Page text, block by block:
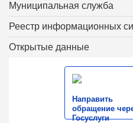
Муниципальная служба
Реестр информационных
Открытые данные
Направить
обращение
Госуслуги